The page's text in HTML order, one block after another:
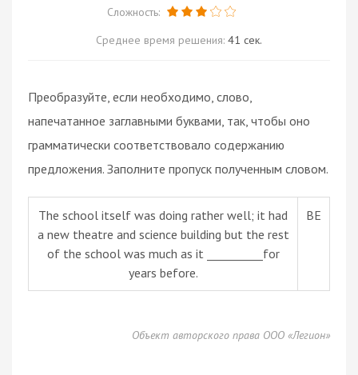
Сложность:
Среднее время решения: 41 сек.
Преобразуйте, если необходимо, слово,
напечатанное заглавными буквами, так, чтобы оно
грамматически соответствовало содержанию
предложения. Заполните пропуск полученным словом.
The school itself was doing rather well; it had
a new theatre and science building but the rest
of the school was much as it __________for
years before.
BE
Объект авторского права ООО «Легион»